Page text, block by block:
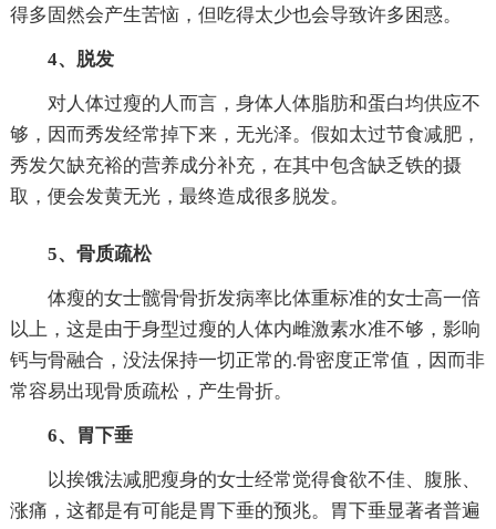
得多固然会产生苦恼，但吃得太少也会导致许多困惑。
4、脱发
对人体过瘦的人而言，身体人体脂肪和蛋白均供应不
够，因而秀发经常掉下来，无光泽。假如太过节食减肥，
秀发欠缺充裕的营养成分补充，在其中包含缺乏铁的摄
取，便会发黄无光，最终造成很多脱发。
5、骨质疏松
体瘦的女士髋骨骨折发病率比体重标准的女士高一倍
以上，这是由于身型过瘦的人体内雌激素水准不够，影响
钙与骨融合，没法保持一切正常的.骨密度正常值，因而非
常容易出现骨质疏松，产生骨折。
6、胃下垂
以挨饿法减肥瘦身的女士经常觉得食欲不佳、腹胀、
涨痛，这都是有可能是胃下垂的预兆。胃下垂显著者普遍